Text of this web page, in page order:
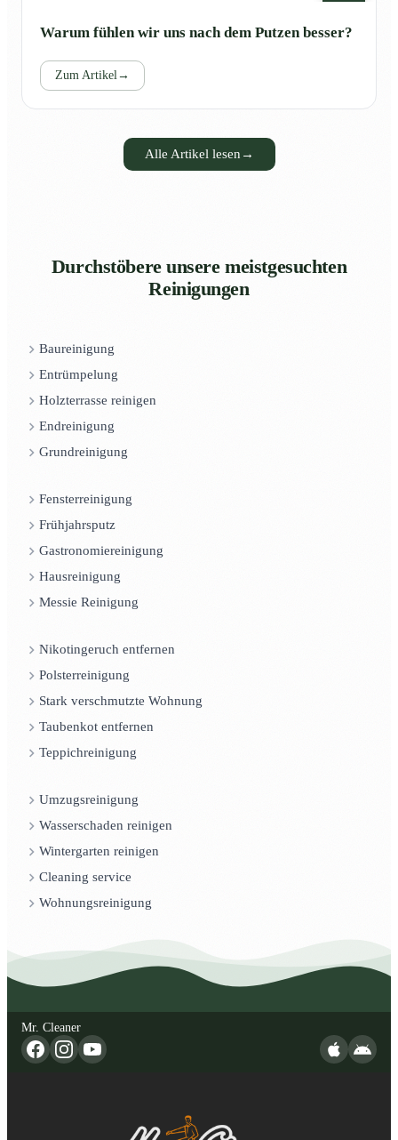
Warum fühlen wir uns nach dem Putzen besser?
Zum Artikel→
Alle Artikel lesen →
Durchstöbere unsere meistgesuchten
Reinigungen
Baureinigung
Entrümpelung
Holzterrasse reinigen
Endreinigung
Grundreinigung
Fensterreinigung
Frühjahrsputz
Gastronomiereinigung
Hausreinigung
Messie Reinigung
Nikotingeruch entfernen
Polsterreinigung
Stark verschmutzte Wohnung
Taubenkot entfernen
Teppichreinigung
Umzugsreinigung
Wasserschaden reinigen
Wintergarten reinigen
Cleaning service
Wohnungsreinigung
Mr. Cleaner